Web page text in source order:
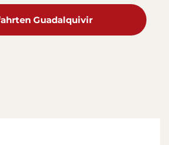
Guadalquivir